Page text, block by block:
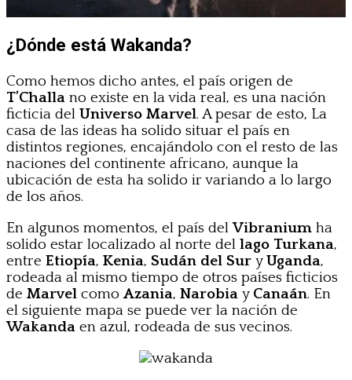
¿Dónde está Wakanda?
Como hemos dicho antes, el país origen de
T’Challa no existe en la vida real, es una nación
ficticia del Universo Marvel. A pesar de esto, La
casa de las ideas ha solido situar el país en
distintos regiones, encajándolo con el resto de las
naciones del continente africano, aunque la
ubicación de esta ha solido ir variando a lo largo
de los años.
En algunos momentos, el país delVibranium ha
solido estar localizado al norte del lago Turkana,
entre Etiopía, Kenia, Sudán del Sur yUganda,
rodeada al mismo tiempo de otros países ficticios
de Marvel como Azania, Narobia y Canaán. En
el siguiente mapa se puede ver la nación de
Wakanda en azul, rodeada de sus vecinos.